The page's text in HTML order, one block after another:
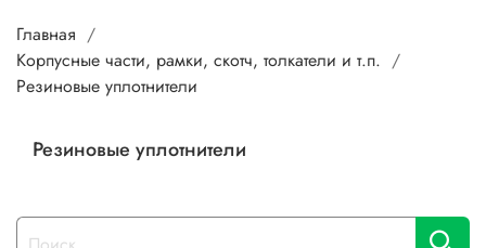
Главная
Корпусные части, рамки, скотч, толкатели и т.п.
Резиновые уплотнители
Резиновые уплотнители